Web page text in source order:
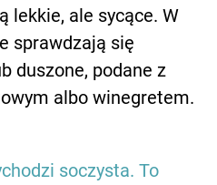
lekkie, ale sycące. W
sprawdzają się
duszone, podane z
albo winegretem.
soczysta. To